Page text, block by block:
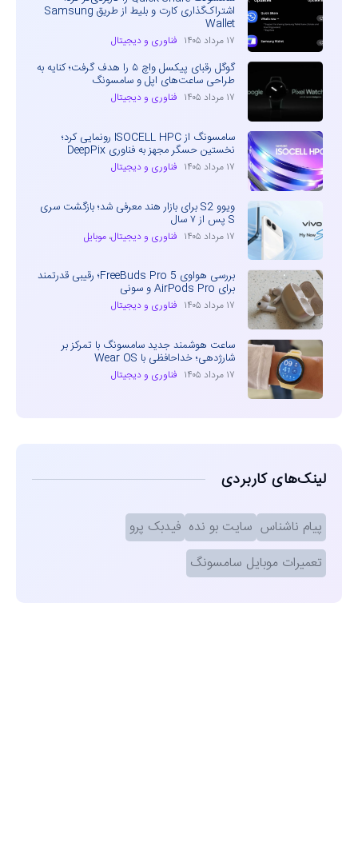
اشتراک‌گذاری کارت و بلیط از طریق Samsung
Wallet
۱۷ مرداد ۱۴۰۵ فناوری و دیجیتال
گوگل رقبای پیکسل واچ ۵ را هدف گرفت؛ کنایه به
طراحی ساعت‌های اپل و سامسونگ
۱۷ مرداد ۱۴۰۵ فناوری و دیجیتال
سامسونگ از ISOCELL HPC رونمایی کرد؛
نخستین حسگر مجهز به فناوری DeepPix
۱۷ مرداد ۱۴۰۵ فناوری و دیجیتال
ویوو S2 برای بازار هند معرفی شد؛ بازگشت سری
S پس از ۷ سال
۱۷ مرداد ۱۴۰۵ فناوری و دیجیتال، موبایل
بررسی هواوی FreeBuds Pro 5؛ رقیبی قدرتمند
برای AirPods Pro و سونی
۱۷ مرداد ۱۴۰۵ فناوری و دیجیتال
ساعت هوشمند جدید سامسونگ با تمرکز بر
شارژدهی؛ خداحافظی با Wear OS
۱۷ مرداد ۱۴۰۵ فناوری و دیجیتال
لینک‌های کاربردی
پیام ناشناس سایت بو نده فیدبک پرو
تعمیرات موبایل سامسونگ